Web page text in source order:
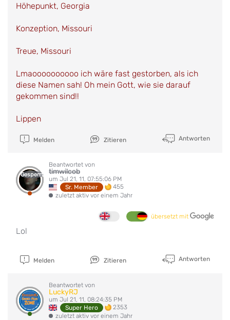
Höhepunkt, Georgia
Konzeption, Missouri
Treue, Missouri
Lmaoooooooooo ich wäre fast gestorben, als ich
diese Namen sah! Oh mein Gott, wie sie darauf
gekommen sind!!
Lippen
Melden Zitieren Antworten
Gesperrt
Beantwortet von
timwilcob
um Jul 21, 11, 07:55:06 PM
Sr. Member
455
zuletzt aktiv vor einem Jahr
übersetzt mit
Lol
Melden Zitieren Antworten
Beantwortet von
LuckyRJ
um Jul 21, 11, 08:24:35 PM
Super Hero
2353
zuletzt aktiv vor einem Jahr